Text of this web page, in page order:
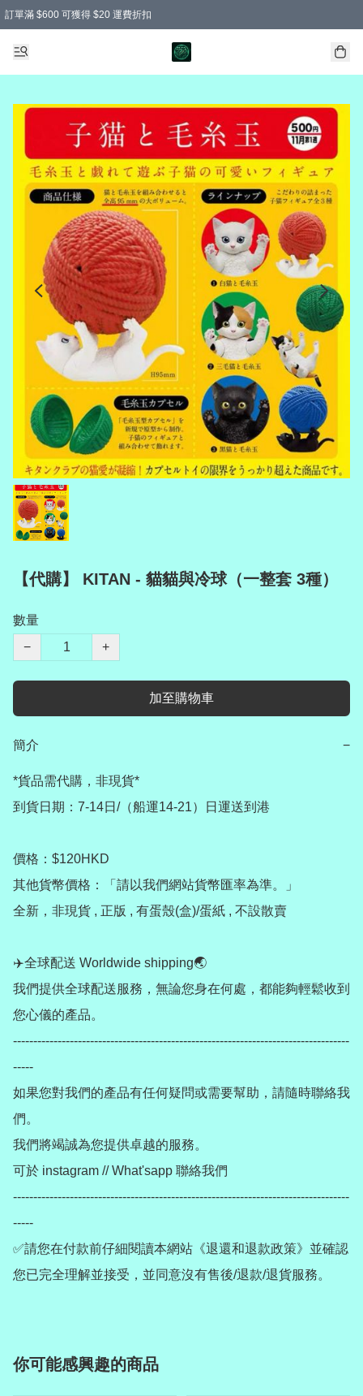
訂單滿 $600 可獲得 $20 運費折扣
【代購】 KITAN - 貓貓與冷球（一整套 3種）
數量
−
+
加至購物車
簡介 −
*貨品需代購，非現貨*
到貨日期：7-14日/（船運14-21）日運送到港
價格：$120HKD
其他貨幣價格：「請以我們網站貨幣匯率為準。」
全新，非現貨 , 正版 , 有蛋殼(盒)/蛋紙 , 不設散賣
✈️全球配送 Worldwide shipping🌏
我們提供全球配送服務，無論您身在何處，都能夠輕鬆收到
您心儀的產品。
-----------------------------------------------------------------------------------
-----
如果您對我們的產品有任何疑問或需要幫助，請隨時聯絡我
們。
我們將竭誠為您提供卓越的服務。
可於 instagram // What'sapp 聯絡我們
-----------------------------------------------------------------------------------
-----
✅請您在付款前仔細閱讀本網站《退還和退款政策》並確認
您已完全理解並接受，並同意沒有售後/退款/退貨服務。
你可能感興趣的商品